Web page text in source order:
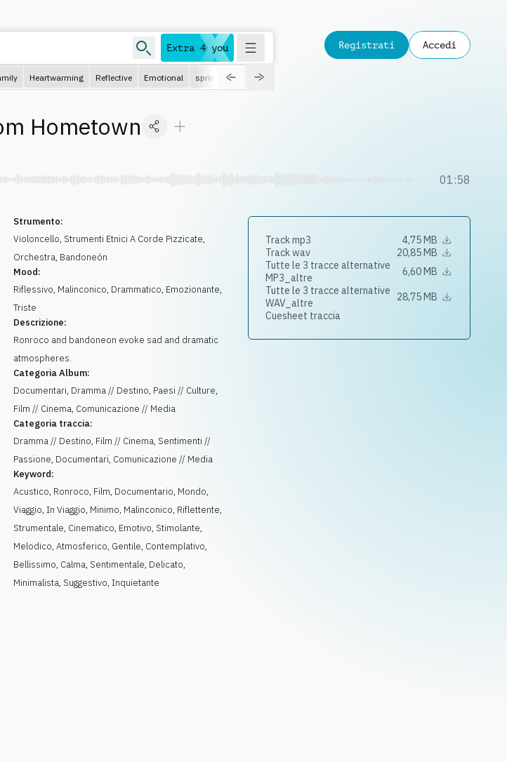
Extra 4 you
Heartwarming Reflective Emotional spring
Registrati Accedi
Hometown
01:58
Strumento:
Violoncello, Strumenti Etnici A Corde Pizzicate,
Orchestra, Bandoneón
Mood:
Riflessivo, Malinconico, Drammatico, Emozionante,
Triste
Descrizione:
Ronroco and bandoneon evoke sad and dramatic
atmospheres.
Categoria Album:
Documentari, Dramma // Destino, Paesi // Culture,
Film // Cinema, Comunicazione // Media
Categoria traccia:
Dramma // Destino, Film // Cinema, Sentimenti //
Passione, Documentari, Comunicazione // Media
Keyword:
Acustico, Ronroco, Film, Documentario, Mondo,
Viaggio,In Viaggio, Minimo, Malinconico, Riflettente,
Strumentale, Cinematico, Emotivo, Stimolante,
Melodico,Atmosferico, Gentile, Contemplativo,
Bellissimo, Calma, Sentimentale, Delicato,
Minimalista, Suggestivo,Inquietante
Track mp3
4,75 MB
Track wav
20,85 MB
Tutte le 3 tracce alternative
MP3_altre
6,60 MB
Tutte le 3 tracce alternative
WAV_altre
28,75 MB
Cuesheet traccia